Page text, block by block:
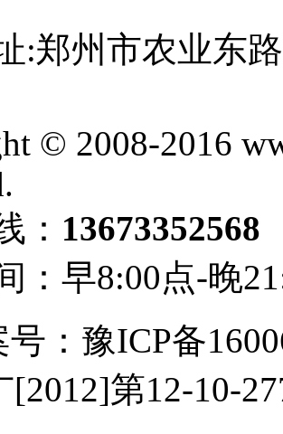
:郑州市农业东
© 2008-2016
： 13673352568
：早8:00点-晚
号：豫ICP备
[2012]第12-10-